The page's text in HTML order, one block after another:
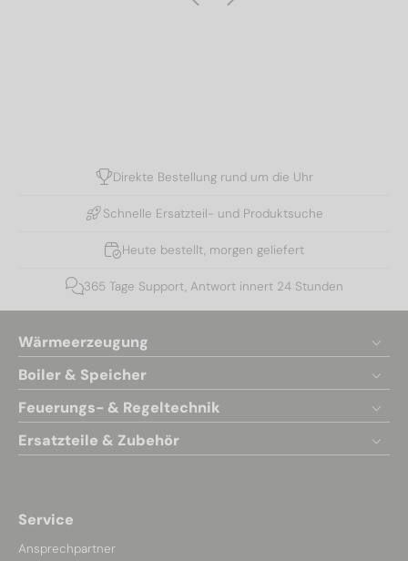
Direkte Bestellung rund um die Uhr
Schnelle Ersatzteil- und Produktsuche
Heute bestellt, morgen geliefert
365 Tage Support, Antwort innert 24 Stunden
Wärmeerzeugung
Boiler & Speicher
Feuerungs- & Regeltechnik
Ersatzteile & Zubehör
Service
Ansprechpartner